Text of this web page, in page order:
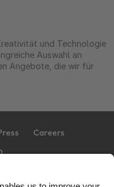
und Technologie
Auswahl an
Angebote, die wir für
Careers